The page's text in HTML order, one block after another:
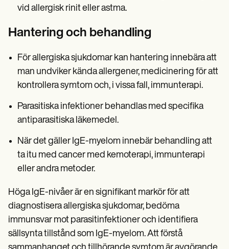
vid allergisk rinit eller astma.
Hantering och behandling
För allergiska sjukdomar kan hantering innebära att
man undviker kända allergener, medicinering för att
kontrollera symtom och, i vissa fall, immunterapi.
Parasitiska infektioner behandlas med specifika
antiparasitiska läkemedel.
När det gäller IgE-myelom innebär behandling att
ta itu med cancer med kemoterapi, immunterapi
eller andra metoder.
Höga IgE-nivåer är en signifikant markör för att
diagnostisera allergiska sjukdomar, bedöma
immunsvar mot parasitinfektioner och identifiera
sällsynta tillstånd som IgE-myelom. Att förstå